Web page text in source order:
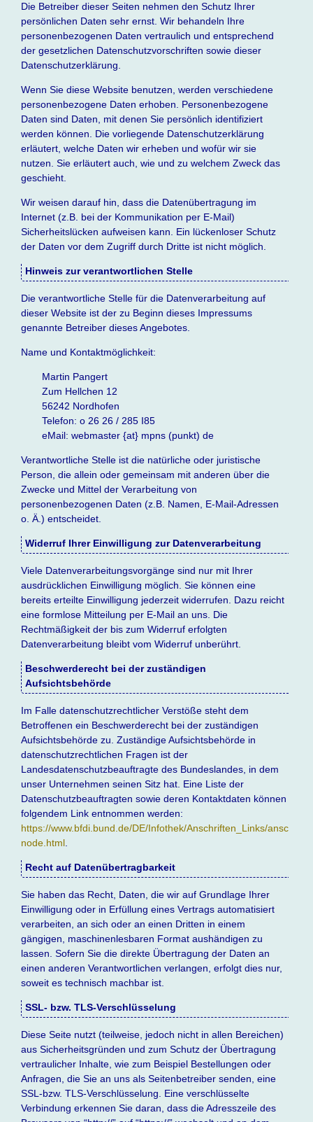
Die Betreiber dieser Seiten nehmen den Schutz Ihrer
persönlichen Daten sehr ernst. Wir behandeln Ihre
personenbezogenen Daten vertraulich und entsprechend
der gesetzlichen Datenschutzvorschriften sowie dieser
Datenschutzerklärung.
Wenn Sie diese Website benutzen, werden verschiedene
personenbezogene Daten erhoben. Personenbezogene
Daten sind Daten, mit denen Sie persönlich identifiziert
werden können. Die vorliegende Datenschutzerklärung
erläutert, welche Daten wir erheben und wofür wir sie
nutzen. Sie erläutert auch, wie und zu welchem Zweck das
geschieht.
Wir weisen darauf hin, dass die Datenübertragung im
Internet (z.B. bei der Kommunikation per E-Mail)
Sicherheitslücken aufweisen kann. Ein lückenloser Schutz
der Daten vor dem Zugriff durch Dritte ist nicht möglich.
Hinweis zur verantwortlichen Stelle
Die verantwortliche Stelle für die Datenverarbeitung auf
dieser Website ist der zu Beginn dieses Impressums
genannte Betreiber dieses Angebotes.
Name und Kontaktmöglichkeit:
Martin Pangert
Zum Hellchen 12
56242 Nordhofen
Telefon: o 26 26 / 285 I85
eMail: webmaster {at} mpns (punkt) de
Verantwortliche Stelle ist die natürliche oder juristische
Person, die allein oder gemeinsam mit anderen über die
Zwecke und Mittel der Verarbeitung von
personenbezogenen Daten (z.B. Namen, E-Mail-Adressen
o. Ä.) entscheidet.
Widerruf Ihrer Einwilligung zur Datenverarbeitung
Viele Datenverarbeitungsvorgänge sind nur mit Ihrer
ausdrücklichen Einwilligung möglich. Sie können eine
bereits erteilte Einwilligung jederzeit widerrufen. Dazu reicht
eine formlose Mitteilung per E-Mail an uns. Die
Rechtmäßigkeit der bis zum Widerruf erfolgten
Datenverarbeitung bleibt vom Widerruf unberührt.
Beschwerderecht bei der zuständigen
Aufsichtsbehörde
Im Falle datenschutzrechtlicher Verstöße steht dem
Betroffenen ein Beschwerderecht bei der zuständigen
Aufsichtsbehörde zu. Zuständige Aufsichtsbehörde in
datenschutzrechtlichen Fragen ist der
Landesdatenschutzbeauftragte des Bundeslandes, in dem
unser Unternehmen seinen Sitz hat. Eine Liste der
Datenschutzbeauftragten sowie deren Kontaktdaten können
folgendem Link entnommen werden:
https://www.bfdi.bund.de/DE/Infothek/Anschriften_Links/
node.html.
Recht auf Datenübertragbarkeit
Sie haben das Recht, Daten, die wir auf Grundlage Ihrer
Einwilligung oder in Erfüllung eines Vertrags automatisiert
verarbeiten, an sich oder an einen Dritten in einem
gängigen, maschinenlesbaren Format aushändigen zu
lassen. Sofern Sie die direkte Übertragung der Daten an
einen anderen Verantwortlichen verlangen, erfolgt dies nur,
soweit es technisch machbar ist.
SSL- bzw. TLS-Verschlüsselung
Diese Seite nutzt (teilweise, jedoch nicht in allen Bereichen)
aus Sicherheitsgründen und zum Schutz der Übertragung
vertraulicher Inhalte, wie zum Beispiel Bestellungen oder
Anfragen, die Sie an uns als Seitenbetreiber senden, eine
SSL-bzw. TLS-Verschlüsselung. Eine verschlüsselte
Verbindung erkennen Sie daran, dass die Adresszeile des